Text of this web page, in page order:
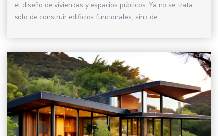
el diseño de viviendas y espacios públicos. Ya no se trata
solo de construir edificios funcionales, sino de...